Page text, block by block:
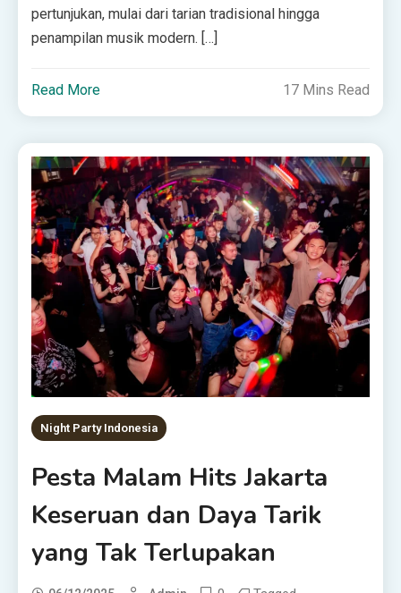
pertunjukan, mulai dari tarian tradisional hingga
penampilan musik modern. […]
Read More 17 Mins Read
Night Party Indonesia
Pesta Malam Hits Jakarta
Keseruan dan Daya Tarik
yang Tak Terlupakan